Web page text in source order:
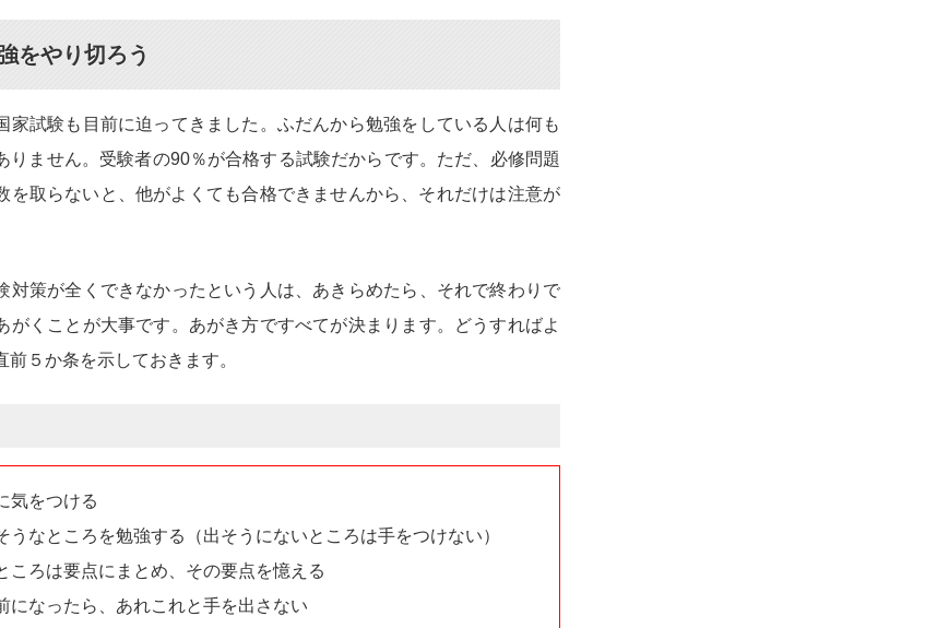
をやり切ろう
家試験も目前に迫ってきました。ふだんから勉強をしている人は何も
りません。受験者の90％が合格する試験だからです。ただ、必修問題
を取らないと、他がよくても合格できませんから、それだけは注意が
対策が全くできなかったという人は、あきらめたら、それで終わりで
がくことが大事です。あがき方ですべてが決まります。どうすればよ
前５か条を示しておきます。
気をつける
うなところを勉強する（出そうにないところは手をつけない）
ころは要点にまとめ、その要点を憶える
になったら、あれこれと手を出さない